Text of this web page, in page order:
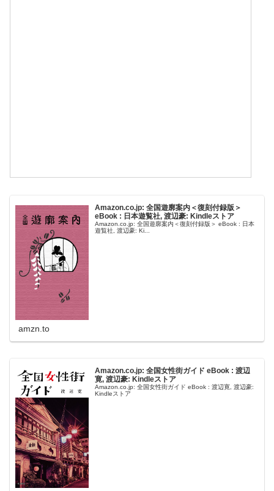
Amazon.co.jp: 全国遊廓案内＜復刻付録版＞
eBook : 日本遊覧社, 渡辺豪: Kindleストア
Amazon.co.jp: 全国遊廓案内＜復刻付録版＞ eBook : 日本
遊覧社, 渡辺豪: Ki...
amzn.to
Amazon.co.jp: 全国女性街ガイド eBook : 渡辺
寛, 渡辺豪: Kindleストア
Amazon.co.jp: 全国女性街ガイド eBook : 渡辺寛, 渡辺豪:
Kindleストア